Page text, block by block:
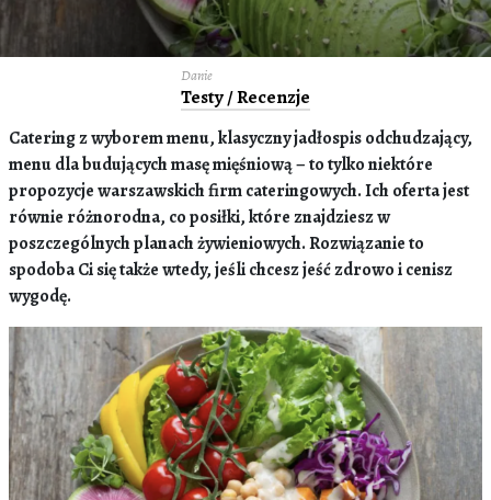
Danie
Testy / Recenzje
Catering z wyborem menu, klasyczny jadłospis odchudzający,
menu dla budujących masę mięśniową – to tylko niektóre
propozycje warszawskich firm cateringowych. Ich oferta jest
równie różnorodna, co posiłki, które znajdziesz w
poszczególnych planach żywieniowych. Rozwiązanie to
spodoba Ci się także wtedy, jeśli chcesz jeść zdrowo i cenisz
wygodę.